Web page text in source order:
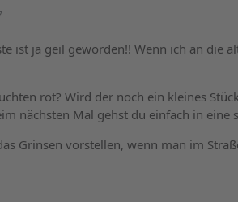
ist ja geil geworden!! Wenn ich an die
rot? Wird der noch ein kleines
nächsten Mal gehst du einfach in
Grinsen vorstellen, wenn man im